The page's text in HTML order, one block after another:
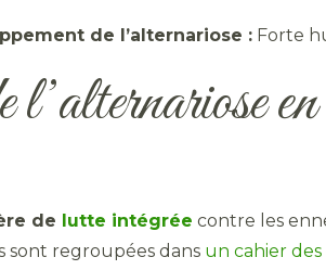
de l’alternariose : Forte
l’alternariose
de lutte intégrée contre les
sont regroupées dans un cahier